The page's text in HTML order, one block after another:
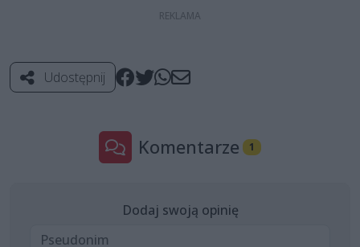
Udostępnij
Komentarze 1
Dodaj swoją opinię